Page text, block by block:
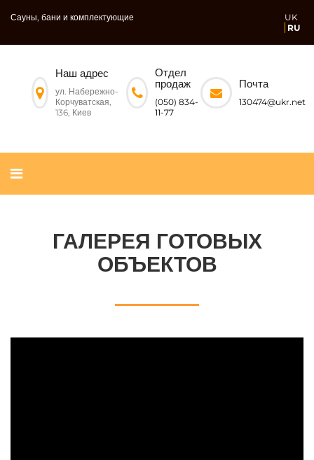
Сауны, бани и комплектующие
UK
RU
Наш адрес
ул. Набережно-
Корчуватская,
136, Киев
Отдел
продаж
(050) 834-
11-77
Почта
130474@ukr.net
ГАЛЕРЕЯ ГОТОВЫХ
ОБЪЕКТОВ